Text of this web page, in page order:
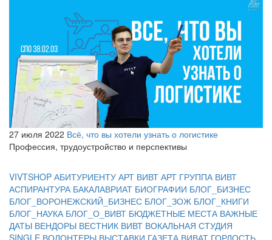
27 июля 2022 Всё, что вы хотели узнать о логистике
Профессия, трудоустройство и перспективы
VIVTSHOP АБИТУРИЕНТУ АРТ ВИВТ АРТ ГРУППА ВИВТ
АСПИРАНТУРА БАКАЛАВРИАТ БИОГРАФИИ БЛОГ_БИЗНЕС
БЛОГ_ВОРОНЕЖСКИЙ_БИЗНЕС БЛОГ_ЗОЖ БЛОГ_КНИГИ
БЛОГ_НАУКА БЛОГ_О_ВИВТ БЮДЖЕТНЫЕ МЕСТА ВАЖНЫЕ
ДАТЫ ВЕНДОРЫ ВЕСТНИК ВИВТ ВОКАЛЬНАЯ СТУДИЯ
SINGLE ВОЛОНТЕРЫ ВЫСТАВКИ ГАЗЕТА ВИВАТ ГОРДОСТЬ